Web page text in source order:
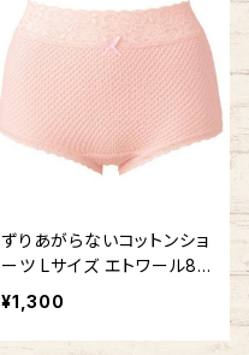
ずりあがらないコットンショ
ーツ Lサイズ エトワール84
1 ウエストレース フルバック
鹿の子編み
¥1,300